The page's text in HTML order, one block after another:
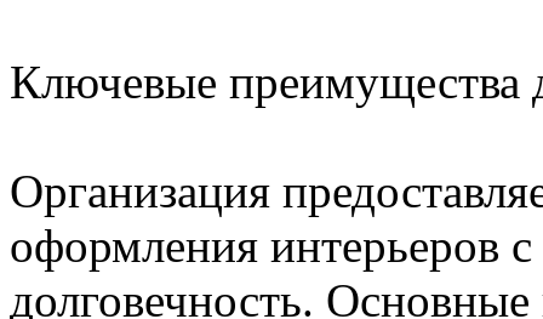
Ключевые преимущества
Организация
оформления интерьеров
долговечность.